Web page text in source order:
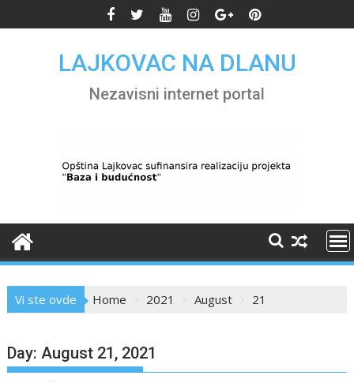
to
LAJKOVAC NA DLANU
Nezavisni internet portal
Vi ste ovde Home 2021 August 21
Day:August 21, 2021